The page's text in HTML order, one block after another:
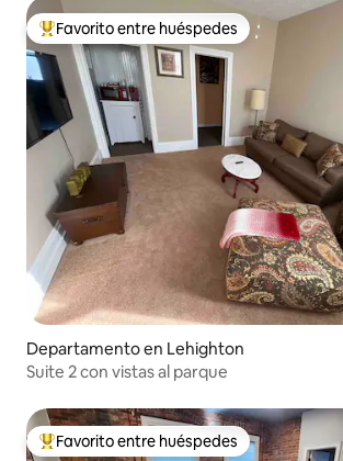
De los mejores en Favorito entre huéspedes
Favorito entre huéspedes
Departamento en Lehighton
Suite 2 con vistas al parque
De los mejores en Favorito entre huéspedes
Favorito entre huéspedes